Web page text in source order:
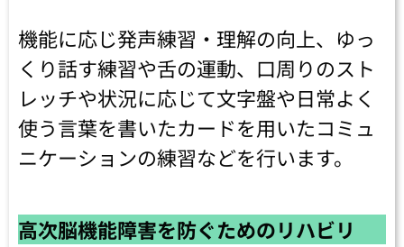
機能に応じ発声練習・理解の向上、ゆっ
くり話す練習や舌の運動、口周りのスト
レッチや状況に応じて文字盤や日常よく
使う言葉を書いたカードを用いたコミュ
ニケーションの練習などを行います。
高次脳機能障害を防ぐためのリハビリ